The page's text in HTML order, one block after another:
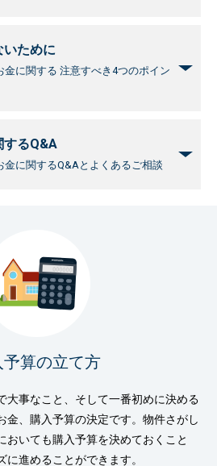
いために
金に関する 注意すべき4つのポイン
するQ&A
金に関するQ&Aと よくあるご相談
予算の立て方
大事なこと、そして一番初めに決める
金、購入予算の決定です。物件さがし
おいても購入予算を決めておくこと
進めることができます。